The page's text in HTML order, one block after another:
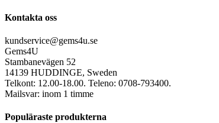
Kontakta oss
kundservice@gems4u.se
Gems4U
Stambanevägen 52
14139 HUDDINGE, Sweden
Telkont: 12.00-18.00. Teleno: 0708-793400.
Mailsvar: inom 1 timme
Populäraste produkterna